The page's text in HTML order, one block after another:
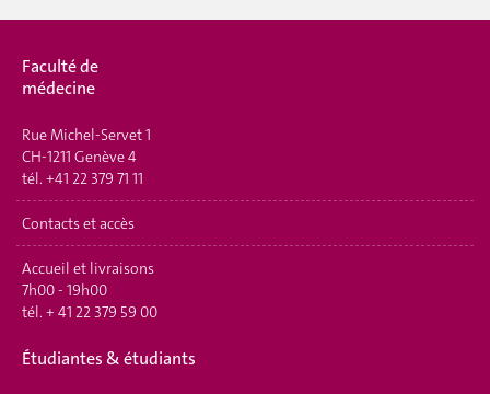
Faculté de
médecine
Rue Michel-Servet 1
CH-1211 Genève 4
tél. +41 22 379 71 11
Contacts et accès
Accueil et livraisons
7h00 - 19h00
tél. + 41 22 379 59 00
Étudiantes & étudiants